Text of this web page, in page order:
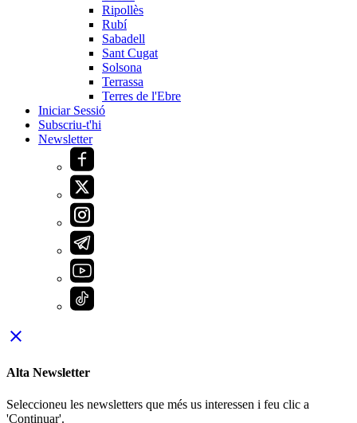
Ripollès
Rubí
Sabadell
Sant Cugat
Solsona
Terrassa
Terres de l'Ebre
Iniciar Sessió
Subscriu-t'hi
Newsletter
close
Alta Newsletter
Seleccioneu les newsletters que més us interessen i feu clic a
'Continuar'.